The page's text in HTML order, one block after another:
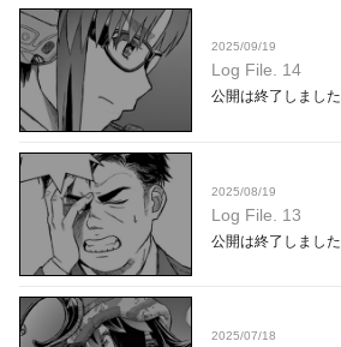
2025/09/19
Log File. 14
公開は終了しました
2025/08/19
Log File. 13
公開は終了しました
2025/07/18